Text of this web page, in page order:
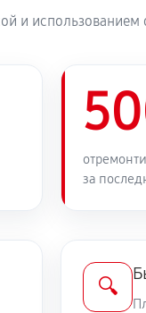
и использованием
за
🔍